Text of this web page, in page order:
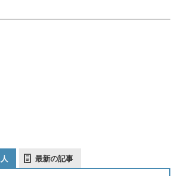
最新の記事